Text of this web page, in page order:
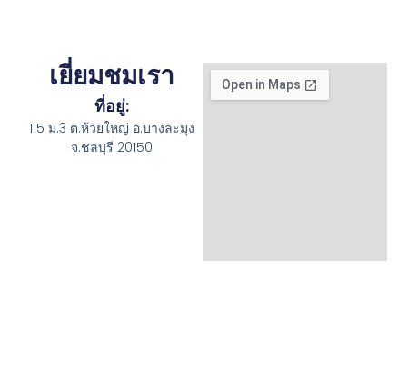
เยี่ยมชมเรา
ที่อยู่:
115 ม.3 ต.ห้วยใหญ่ อ.บางละมุง
จ.ชลบุรี 20150